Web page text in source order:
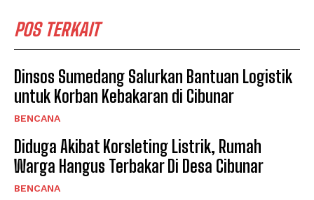
POS TERKAIT
Dinsos Sumedang Salurkan Bantuan Logistik
untuk Korban Kebakaran di Cibunar
BENCANA
Diduga Akibat Korsleting Listrik, Rumah
Warga Hangus Terbakar Di Desa Cibunar
BENCANA